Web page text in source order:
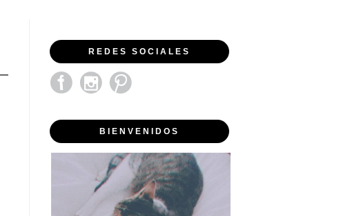
REDES SOCIALES
BIENVENIDOS